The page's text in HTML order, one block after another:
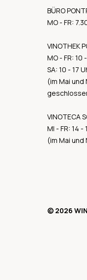
BÜRO
MO - FR:
VINOTHEK
MO - FR: 10
SA: 10 - 17
(im Mai und
VINOTECA
MI - FR: 14 -
(im Mai
© 2026